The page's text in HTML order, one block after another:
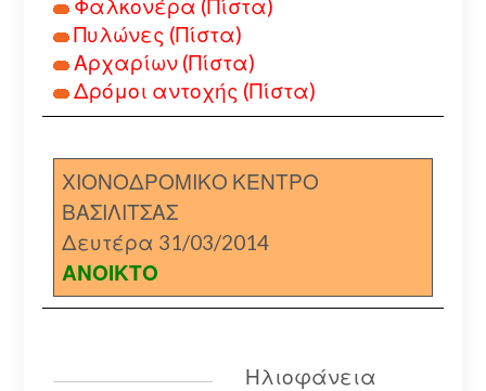
Φαλκονέρα (Πίστα)
Πυλώνες (Πίστα)
Αρχαρίων (Πίστα)
Δρόμοι αντοχής (Πίστα)
ΧΙΟΝΟΔΡΟΜΙΚΟ ΚΕΝΤΡΟ
ΒΑΣΙΛΙΤΣΑΣ
Δευτέρα 31/03/2014
ΑΝΟΙΚΤΟ
Ηλιοφάνεια